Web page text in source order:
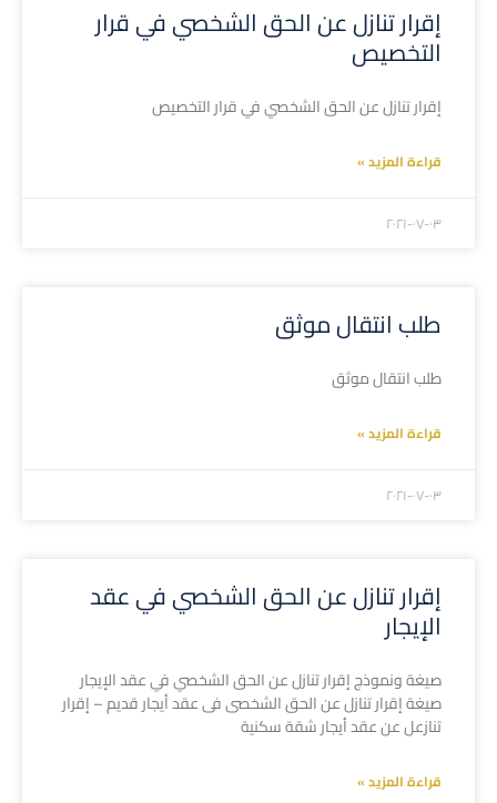
إقرار تنازل عن الحق الشخصي في قرار
التخصيص
إقرار تنازل عن الحق الشخصي في قرار التخصيص
قراءة المزيد »
۲۰۲۱-۰۷-۰۳
طلب انتقال موثق
طلب انتقال موثق
قراءة المزيد »
۲۰۲۱-۰۷-۰۳
إقرار تنازل عن الحق الشخصي في عقد
الإيجار
صيغة ونموذج إقرار تنازل عن الحق الشخصي في عقد الإيجار
صيغة إقرار تنازل عن الحق الشخصى فى عقد أيجار قديم – إقرار
تنازعل عن عقد أيجار شقة سكنية
قراءة المزيد »